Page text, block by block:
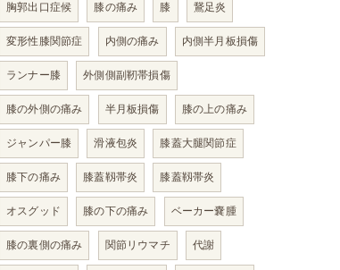
胸郭出口症候 膝の痛み 膝 鵞足炎
変形性膝関節症 内側の痛み 内側半月板損傷
ランナー膝 外側側副靭帯損傷
膝の外側の痛み 半月板損傷 膝の上の痛み
ジャンパー膝 滑液包炎 膝蓋大腿関節症
膝下の痛み 膝蓋靱帯炎 膝蓋靱帯炎
オスグッド 膝の下の痛み ベーカー嚢腫
膝の裏側の痛み 関節リウマチ 代謝